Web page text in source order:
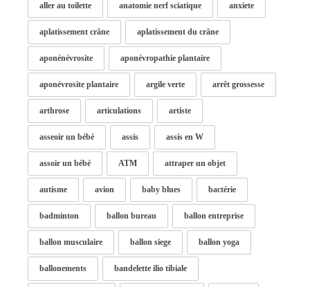
aller au toilette anatomie nerf sciatique anxiete
aplatissement crâne aplatissement du crâne
aponénévrosite aponévropathie plantaire
aponévrosite plantaire argile verte arrêt grossesse
arthrose articulations artiste
asseoir un bébé assis assis en W
assoir un bébé ATM attraper un objet
autisme avion baby blues bactérie
badminton ballon bureau ballon entreprise
ballon musculaire ballon siege ballon yoga
ballonements bandelette ilio tibiale